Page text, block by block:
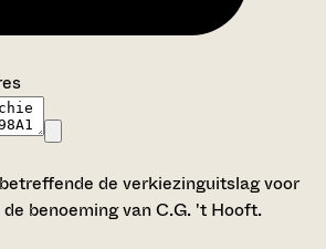
de verkiezinguitslag voor
benoeming van C.G. 't Hooft.